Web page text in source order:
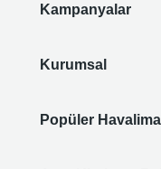
Kampanyalar
Kurumsal
Popüler